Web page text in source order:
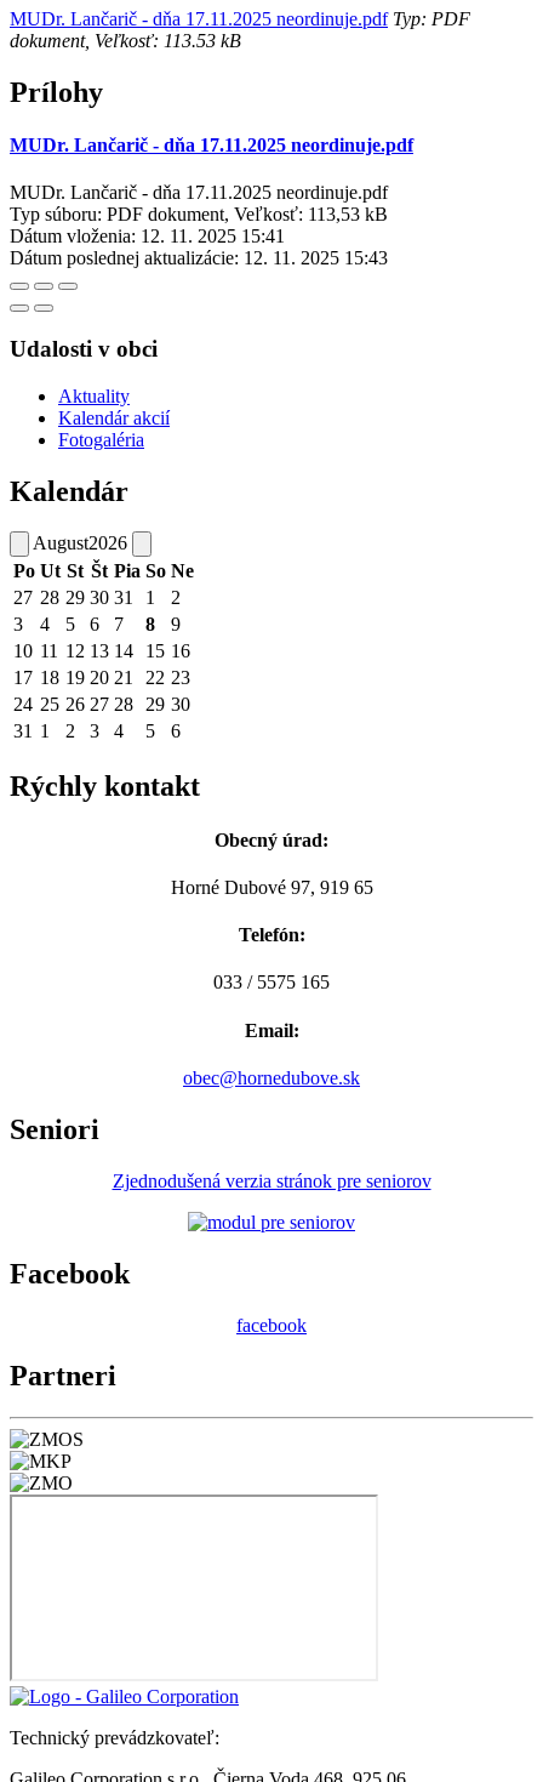
MUDr. Lančarič - dňa 17.11.2025 neordinuje.pdfTyp: PDF
dokument, Veľkosť: 113.53 kB
Prílohy
MUDr. Lančarič - dňa 17.11.2025 neordinuje.pdf
MUDr. Lančarič - dňa 17.11.2025 neordinuje.pdf
Typ súboru: PDF dokument, Veľkosť: 113,53 kB
Dátum vloženia: 12. 11. 2025 15:41
Dátum poslednej aktualizácie: 12. 11. 2025 15:43
Udalosti v obci
Aktuality
Kalendár akcií
Fotogaléria
Kalendár
August2026
Po Ut St Št Pia So Ne
27 28 29 30 31 1
2
3
4 5 6 7 8
9
10 11 12 13 14 15 16
17 18 19 20 21 22 23
24 25 26 27 28 29 30
31 1 2 3 4 5 6
Rýchly kontakt
Obecný úrad:
Horné Dubové 97, 919 65
Telefón:
033 / 5575 165
Email:
obec@hornedubove.sk
Seniori
Zjednodušená verzia stránok pre seniorov
Facebook
facebook
Partneri
Technický prevádzkovateľ: